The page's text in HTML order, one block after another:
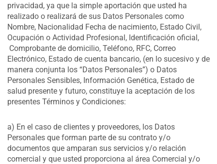
privacidad, ya que la simple aportación que usted ha
realizado o realizará de sus Datos Personales como
Nombre, Nacionalidad Fecha de nacimiento, Estado Civil,
Ocupación o Actividad Profesional, Identificación oficial,
Comprobante de domicilio, Teléfono, RFC, Correo
Electrónico, Estado de cuenta bancario, (en lo sucesivo y de
manera conjunta los “Datos Personales”) o Datos
Personales Sensibles, Información Genética, Estado de
salud presente y futuro, constituye la aceptación de los
presentes Términos y Condiciones:
a) En el caso de clientes y proveedores, los Datos
Personales que forman parte de su contrato y/o
documentos que amparan sus servicios y/o relación
comercial y que usted proporciona al área Comercial y/o